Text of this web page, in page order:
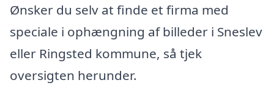
Ønsker du selv at finde et firma med
speciale i ophængning af billeder i Sneslev
eller Ringsted kommune, så tjek
oversigten herunder.